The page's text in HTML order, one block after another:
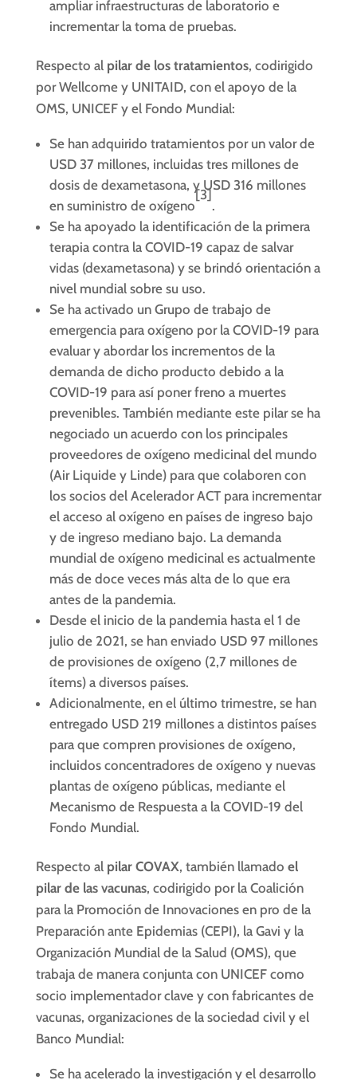
ampliar infraestructuras de laboratorio e
incrementar la toma de pruebas.
Respecto alpilar de los tratamientos, codirigido
por Wellcome y UNITAID, con el apoyo de la
OMS, UNICEF y el Fondo Mundial:
Se han adquirido tratamientos por un valor de
USD 37 millones, incluidas tres millones de
dosis de dexametasona, y USD 316 millones
en suministro de oxígeno
[3]
.
Se ha apoyado la identificación de la primera
terapia contra la COVID-19 capaz de salvar
vidas (dexametasona) y se brindó orientación a
nivel mundial sobre su uso.
Se ha activado un Grupo de trabajo de
emergencia para oxígeno por la COVID-19 para
evaluar y abordar los incrementos de la
demanda de dicho producto debido a la
COVID-19 para así poner freno a muertes
prevenibles. También mediante este pilar se ha
negociado un acuerdo con los principales
proveedores de oxígeno medicinal del mundo
(Air Liquide y Linde) para que colaboren con
los socios del Acelerador ACT para incrementar
el acceso al oxígeno en países de ingreso bajo
y de ingreso mediano bajo. La demanda
mundial de oxígeno medicinal es actualmente
más de doce veces más alta de lo que era
antes de la pandemia.
Desde el inicio de la pandemia hasta el 1 de
julio de 2021, se han enviado USD 97 millones
de provisiones de oxígeno (2,7 millones de
ítems) a diversos países.
Adicionalmente, en el último trimestre, se han
entregado USD 219 millones a distintos países
para que compren provisiones de oxígeno,
incluidos concentradores de oxígeno y nuevas
plantas de oxígeno públicas, mediante el
Mecanismo de Respuesta a la COVID-19 del
Fondo Mundial.
Respecto alpilar COVAX, también llamado el
pilar de las vacunas, codirigido por la Coalición
para la Promoción de Innovaciones en pro de la
Preparación ante Epidemias (CEPI), la Gavi y la
Organización Mundial de la Salud (OMS), que
trabaja de manera conjunta con UNICEF como
socio implementador clave y con fabricantes de
vacunas, organizaciones de la sociedad civil y el
Banco Mundial:
Se ha acelerado la investigación y el desarrollo